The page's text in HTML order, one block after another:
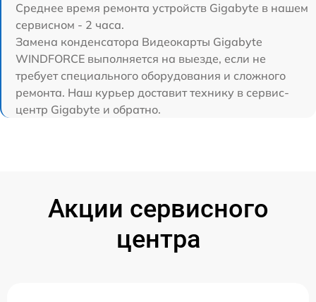
Среднее время ремонта устройств Gigabyte в нашем
сервисном - 2 часа.
Замена конденсатора Видеокарты Gigabyte
WINDFORCE выполняется на выезде, если не
требует специального оборудования и сложного
ремонта. Наш курьер доставит технику в сервис-
центр Gigabyte и обратно.
Акции сервисного
центра